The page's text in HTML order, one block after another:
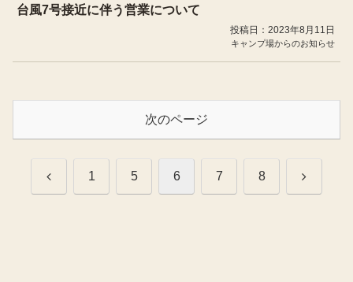
台風7号接近に伴う営業について
投稿日：2023年8月11日
キャンプ場からのお知らせ
次のページ
前 1 5 6 7 8 次